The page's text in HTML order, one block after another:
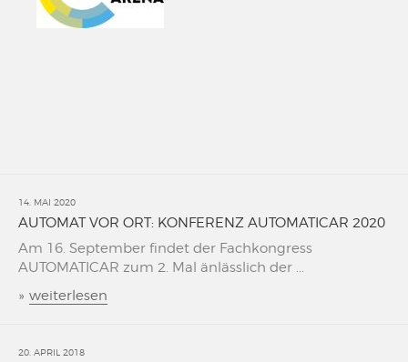
14. MAI 2020
AUTOMAT VOR ORT: KONFERENZ AUTOMATICAR 2020
Am 16. September findet der Fachkongress
AUTOMATICAR zum 2. Mal änlässlich der ...
» weiterlesen
20. APRIL 2018